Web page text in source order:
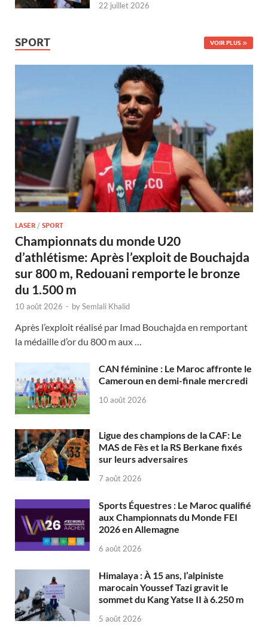
22 juillet 2026
SPORT VOIR PLUS
LASER / SPORT
Championnats du monde U20
d’athlétisme: Après l’exploit de Bouchajda
sur 800 m, Redouani remporte le bronze
du 1.500 m
10 août 2026 - bySemlali Khalid
Après l’exploit réalisé par Imad Bouchajda en remportant
la médaille d’or du 800 m aux …
CAN féminine : Le Maroc affronte le
Cameroun en demi-finale mercredi
10 août 2026
Ligue des champions de la CAF: Le
MAS de Fès et la RS Berkane fixés
sur leurs adversaires
7 août 2026
Sports Équestres : Le Maroc qualifié
aux Championnats du Monde FEI
2026 en Allemagne
6 août 2026
Himalaya : À 15 ans, l’alpiniste
marocain Youssef Tazi gravit le
sommet du Kang Yatse II à 6.250 m
5 août 2026